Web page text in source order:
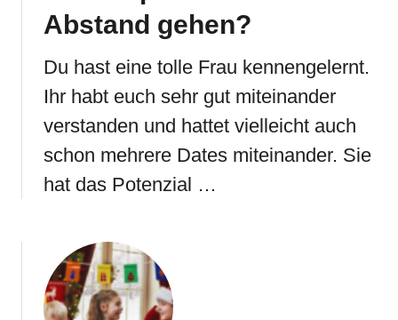
Abstand gehen?
Du hast eine tolle Frau kennengelernt.
Ihr habt euch sehr gut miteinander
verstanden und hattet vielleicht auch
schon mehrere Dates miteinander. Sie
hat das Potenzial …